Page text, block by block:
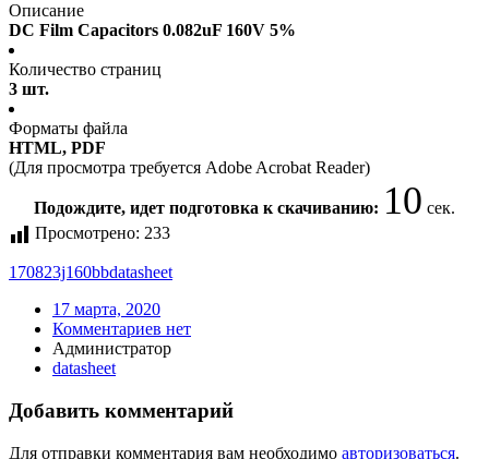
Описание
DC Film Capacitors 0.082uF 160V 5%
Количество страниц
3 шт.
Форматы файла
HTML, PDF
(Для просмотра требуется Adobe Acrobat Reader)
Подождите, идет подготовка к скачиванию: 10 сек.
Просмотрено: 233
170823j160bbdatasheet
17 марта, 2020
Комментариев нет
Администратор
datasheet
Добавить комментарий
Для отправки комментария вам необходимо авторизоваться.